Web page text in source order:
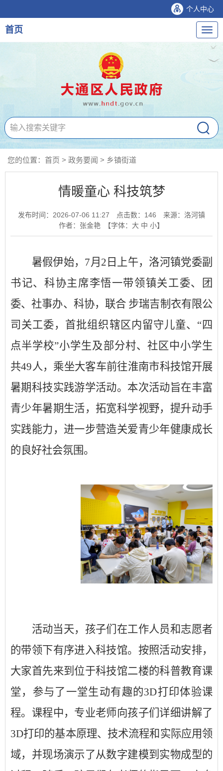
个人中心
导
航
首页
您的位置： 首页 > 政务要闻 > 乡镇街道
情暖童心 科技筑梦
发布时间：2026-07-06 11:27 点击数： 146
来源：洛河镇
作者：张金艳
【字体： 大 中 小】
暑假伊始，7月2日上午，洛河镇党委副
书记、科协主席李悟一带领镇关工委、团
委、社事办、科协，联合 步瑞吉制衣有限公
司关工委，首批组织辖区内留守儿童、“四
点半学校”小学生及部分村、社区中小学生
共49人，乘坐大客车前往淮南市科技馆开展
暑期科技实践游学活动。本次活动旨在丰富
青少年暑期生活，拓宽科学视野，提升动手
实践能力，进一步营造关爱青少年健康成长
的良好社会氛围。
活动当天，孩子们在工作人员和志愿者
的带领下有序进入科技馆。按照活动安排，
大家首先来到位于科技馆二楼的科普教育课
堂，参与了一堂生动有趣的3D打印体验课
程。课程中，专业老师向孩子们详细讲解了
3D打印的基本原理、技术流程和实际应用领
域，并现场演示了从数字建模到实物成型的